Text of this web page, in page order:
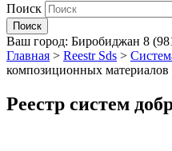
Поиск
Ваш город: Биробиджан 8
Главная > Reestr Sds >
композиционных
Реестр систем